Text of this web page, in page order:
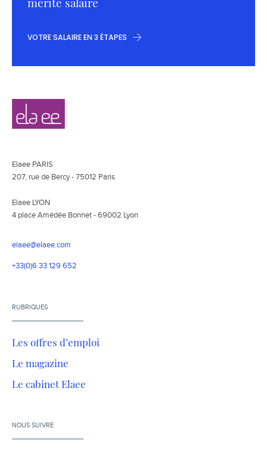
VOTRE SALAIRE EN 3 ÉTAPES
Navigation
secondaire
Elaee
Elaee PARIS
207, rue de Bercy - 75012 Paris
Elaee LYON
4 place Amédée Bonnet - 69002 Lyon
elaee@elaee.com
+33(0)6 33 129 652
RUBRIQUES
Les offres d’emploi
Le magazine
Le cabinet Elaee
NOUS SUIVRE